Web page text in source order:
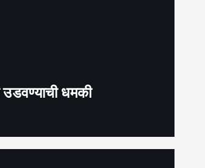
उडवण्याची धमकी